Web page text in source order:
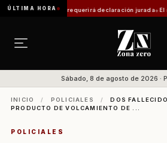
ÚLTIMA HORA
trámite requerirá declaración jurada El resto
Sábado, 8 de agosto de 2026 ·
INICIO / POLICIALES /
DOS
PRODUCTO DE VOLCAMIENTO DE ...
POLICIALES